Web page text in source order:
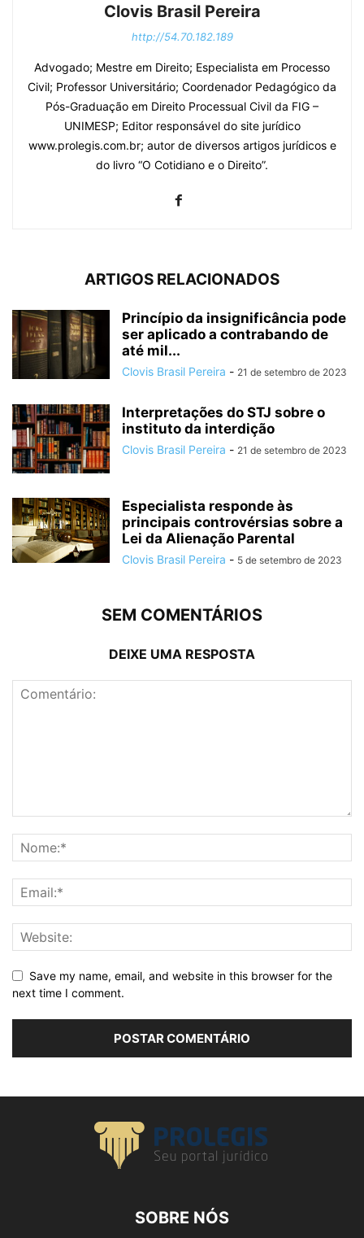
Clovis Brasil Pereira
http://54.70.182.189
Advogado; Mestre em Direito; Especialista em Processo
Civil; Professor Universitário; Coordenador Pedagógico da
Pós-Graduação em Direito Processual Civil da FIG –
UNIMESP; Editor responsável do site jurídico
www.prolegis.com.br; autor de diversos artigos jurídicos e
do livro “O Cotidiano e o Direito”.
ARTIGOS RELACIONADOS
Princípio da insignificância pode
ser aplicado a contrabando de
até mil...
Clovis Brasil Pereira - 21 de setembro de 2023
Interpretações do STJ sobre o
instituto da interdição
Clovis Brasil Pereira - 21 de setembro de 2023
Especialista responde às
principais controvérsias sobre a
Lei da Alienação Parental
Clovis Brasil Pereira - 5 de setembro de 2023
SEM COMENTÁRIOS
DEIXE UMA RESPOSTA
Save my name, email, and website in this browser for the
next time I comment.
SOBRE NÓS